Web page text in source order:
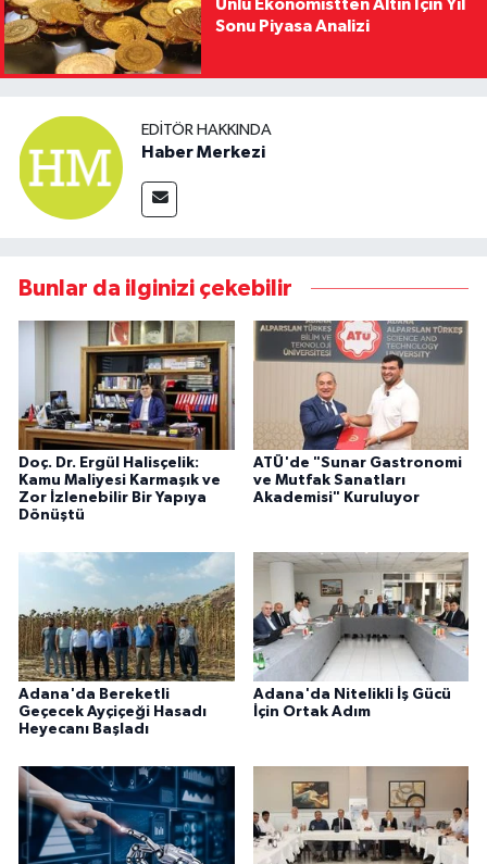
Ünlü Ekonomistten Altın İçin Yıl
Sonu Piyasa Analizi
EDITÖR HAKKINDA
Haber Merkezi
Bunlar da ilginizi çekebilir
Doç. Dr. Ergül Halisçelik:
Kamu Maliyesi Karmaşık ve
Zor İzlenebilir Bir Yapıya
Dönüştü
ATÜ'de "Sunar Gastronomi
ve Mutfak Sanatları
Akademisi" Kuruluyor
Adana'da Bereketli
Geçecek Ayçiçeği Hasadı
Heyecanı Başladı
Adana'da Nitelikli İş Gücü
İçin Ortak Adım